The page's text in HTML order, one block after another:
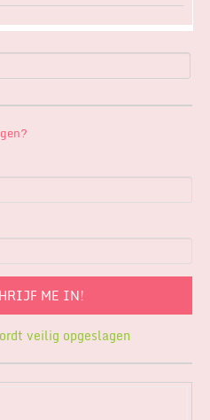
veilig opgeslagen